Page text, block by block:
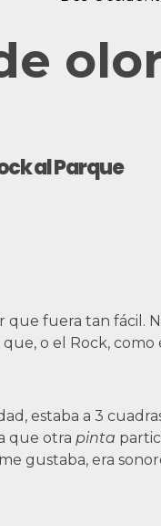
al Parque
fuera tan fácil.
o el Rock,
estaba a 3
que otra pinta
gustaba, era